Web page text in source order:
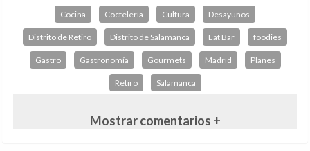
Cocina Coctelería Cultura Desayunos
Distrito de Retiro Distrito de Salamanca Eat Bar foodies
Gastro Gastronomía Gourmets Madrid Planes
Retiro Salamanca
Mostrar comentarios +